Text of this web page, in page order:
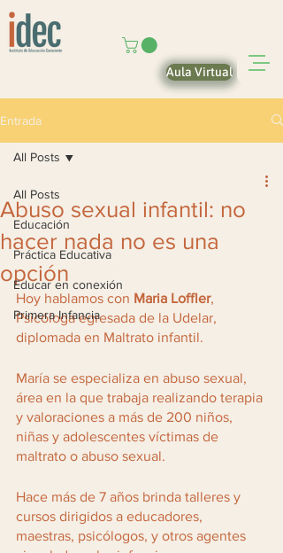
Aula Virtual
Entrada
All Posts
Educación
Práctica Educativa
Educar en conexión
Primera Infancia
All Posts
Abuso sexual infantil: no
hacer nada no es una
opción
Hoy hablamos con Maria Loffler,
Psicóloga egresada de la Udelar,
diplomada en Maltrato infantil.
María se especializa en abuso sexual,
área en la que trabaja realizando terapia
y valoraciones a más de 200 niños,
niñas y adolescentes víctimas de
maltrato o abuso sexual.
Hace más de 7 años brinda talleres y
cursos dirigidos a educadores,
maestras, psicólogos, y otros agentes